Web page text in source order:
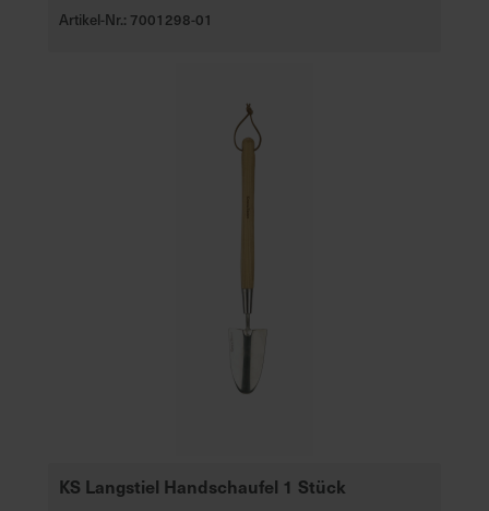
Artikel-Nr.: 7001298-01
KS Langstiel Handschaufel 1 Stück